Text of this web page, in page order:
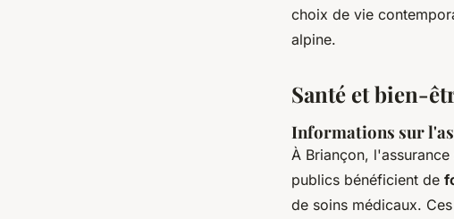
choix de vie
alpine.
Santé et bien-
Informations sur
À Briançon,
publics bénéficient de
de soins médicaux.